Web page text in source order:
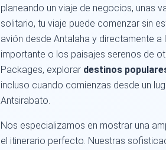
planeando un viaje de negocios, unas
solitario, tu viaje puede comenzar sin
avión desde Antalaha y directamente
importante o los paisajes serenos de
Packages, explorar destinos
incluso cuando comienzas desde un
Antsirabato.
Nos especializamos en mostrar una
el itinerario perfecto. Nuestras